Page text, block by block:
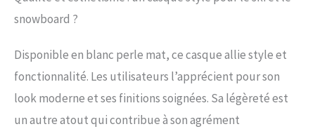
snowboard ?
Disponible en blanc perle mat, ce casque allie style et
fonctionnalité. Les utilisateurs l’apprécient pour son
look moderne et ses finitions soignées. Sa légèreté est
un autre atout qui contribue à son agrément